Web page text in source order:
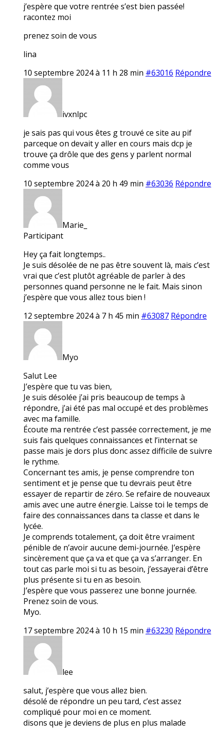
j’espère que votre rentrée s’est bien passée!
racontez moi
prenez soin de vous
lina
10 septembre 2024 à 11 h 28 min #63016 Répondre
ivxnlpc
je sais pas qui vous êtes g trouvé ce site au pif
parceque on devait y aller en cours mais dcp je
trouve ça drôle que des gens y parlent normal
comme vous
10 septembre 2024 à 20 h 49 min #63036 Répondre
Marie_
Participant
Hey ça fait longtemps..
Je suis désolée de ne pas être souvent là, mais c’est
vrai que c’est plutôt agréable de parler à des
personnes quand personne ne le fait. Mais sinon
j’espère que vous allez tous bien !
12 septembre 2024 à 7 h 45 min #63087 Répondre
Myo
Salut Lee
J’espère que tu vas bien,
Je suis désolée j’ai pris beaucoup de temps à
répondre, j’ai été pas mal occupé et des problèmes
avec ma famille.
Écoute ma rentrée c’est passée correctement, je me
suis fais quelques connaissances et l’internat se
passe mais je dors plus donc assez difficile de suivre
le rythme.
Concernant tes amis, je pense comprendre ton
sentiment et je pense que tu devrais peut être
essayer de repartir de zéro. Se refaire de nouveaux
amis avec une autre énergie. Laisse toi le temps de
faire des connaissances dans ta classe et dans le
lycée.
Je comprends totalement, ça doit être vraiment
pénible de n’avoir aucune demi-journée. J’espère
sincèrement que ça va et que ça va s’arranger. En
tout cas parle moi si tu as besoin, j’essayerai d’être
plus présente si tu en as besoin.
J’espère que vous passerez une bonne journée.
Prenez soin de vous.
Myo.
17 septembre 2024 à 10 h 15 min #63230 Répondre
lee
salut, j’espère que vous allez bien.
désolé de répondre un peu tard, c’est assez
compliqué pour moi en ce moment.
disons que je deviens de plus en plus malade